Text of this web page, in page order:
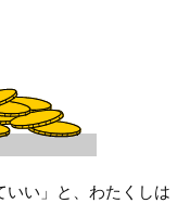
いい」と、わたくしは